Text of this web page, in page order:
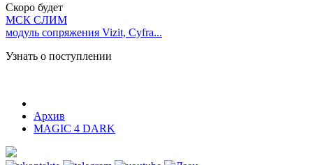
Скоро будет
МСК СЛИМ
модуль сопряжения Vizit, Cyfra...
Узнать о поступлении
Архив
MAGIC 4 DARK